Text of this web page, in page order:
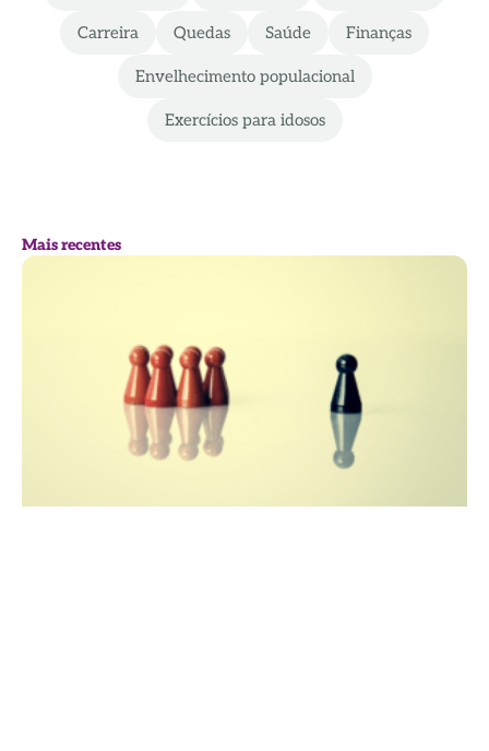
Carreira Quedas Saúde Finanças
Envelhecimento populacional
Exercícios para idosos
Mais recentes